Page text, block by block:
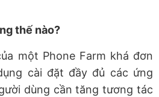
thế nào?
một Phone Farm khá đơn
cài đặt đầy đủ các ứng
dùng cần tăng tương tác